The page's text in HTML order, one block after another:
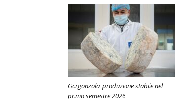
Gorgonzola, produzione stabile nel
primo semestre 2026